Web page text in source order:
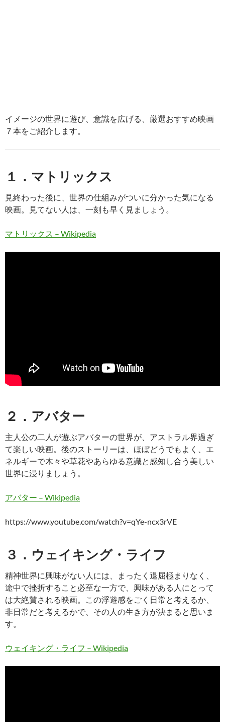
イメージの世界に遊び、意識を広げる、厳選おすすめ映画
７本をご紹介します。
１．マトリックス
見終わった後に、世界の仕組みがついに分かった気になる
映画。見てない人は、一刻も早く見ましょう。
マトリックス – Wikipedia
２．アバター
主人公の二人が遊ぶアバターの世界が、アストラル界過ぎ
て楽しい映画。後のストーリーは、ほぼどうでもよく、エ
ネルギーで木々や草花やあらゆる意識と感知し合う美しい
世界に浸りましょう。
アバター – Wikipedia
https://www.youtube.com/watch?v=qYe-ncx3rVE
３．ウェイキング・ライフ
精神世界に興味がない人には、まったく退屈極まりなく、
途中で挫折すること必至な一方で、興味がある人にとって
は大絶賛される映画。この浮遊感をごく日常と考えるか、
非日常だと考えるかで、その人の生き方が決まると思いま
す。
ウェイキング・ライフ – Wikipedia